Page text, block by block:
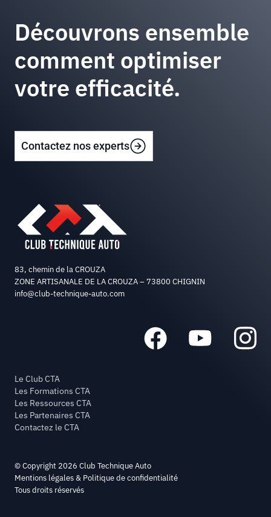
Découvrons ensemble
comment optimiser
votre efficacité.
Contactez nos experts
83, chemin de la CROUZA
ZONE ARTISANALE DE LA CROUZA – 73800 CHIGNIN
info@club-technique-auto.com
Le Club CTA
Les Formations CTA
Les Ressources CTA
Les Partenaires CTA
Contactez le CTA
© Copyright 2026 Club Technique Auto
Mentions légales & Politique de confidentialité
Tous droits réservés